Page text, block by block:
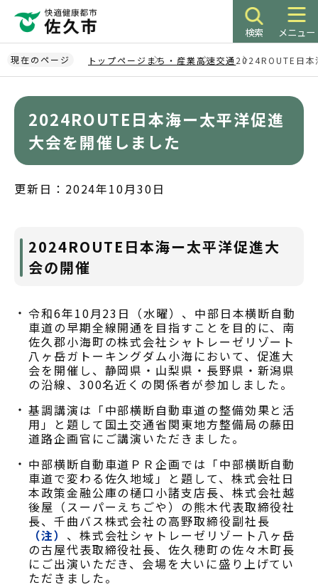
ペ
ー
ジ
検索 メニュー
現在のページ トップページ まち・産業高速交通 2024ROUTE日本
2024ROUTE日本海ー太平洋促進
大会を開催しました
更新日：2024年10月30日
2024ROUTE日本海ー太平洋促進大
会の開催
令和6年10月23日（水曜）、中部日本横断自動
車道の早期全線開通を目指すことを目的に、南
佐久郡小海町の株式会社シャトレーゼリゾート
八ヶ岳ガトーキングダム小海において、促進大
会を開催し、静岡県・山梨県・長野県・新潟県
の沿線、300名近くの関係者が参加しました。
基調講演は「中部横断自動車道の整備効果と活
用」と題して国土交通省関東地方整備局の藤田
道路企画官にご講演いただきました。
中部横断自動車道ＰＲ企画では「中部横断自動
車道で変わる佐久地域」と題して、株式会社日
本政策金融公庫の樋口小諸支店長、株式会社越
後屋（スーパーえちごや）の熊木代表取締役社
長、千曲バス株式会社の高野取締役副社長
（注） 、株式会社シャトレーゼリゾート八ヶ岳
の古屋代表取締役社長、佐久穂町の佐々木町長
にご出演いただき、会場を大いに盛り上げてい
ただきました。